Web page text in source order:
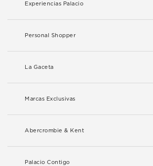
Experiencias Palacio
Personal Shopper
La Gaceta
Marcas Exclusivas
Abercrombie & Kent
Palacio Contigo